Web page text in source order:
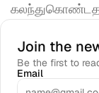
Join the
Be the first to
Email